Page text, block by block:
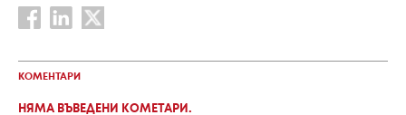
КОМЕНТАРИ
НЯМА ВЪВЕДЕНИ КОМЕТАРИ.